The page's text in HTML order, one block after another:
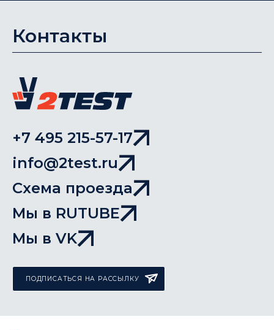
Контакты
+7 495 215-57-17
info@2test.ru
Схема проезда
Мы в RUTUBE
Мы в VK
ПОДПИСАТЬСЯ НА РАССЫЛКУ